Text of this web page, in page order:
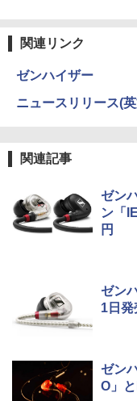
関連リンク
ゼンハイザー
ニュースリリース(
関連記事
ゼン
ン「
円
ゼン
1日
ゼン
O」